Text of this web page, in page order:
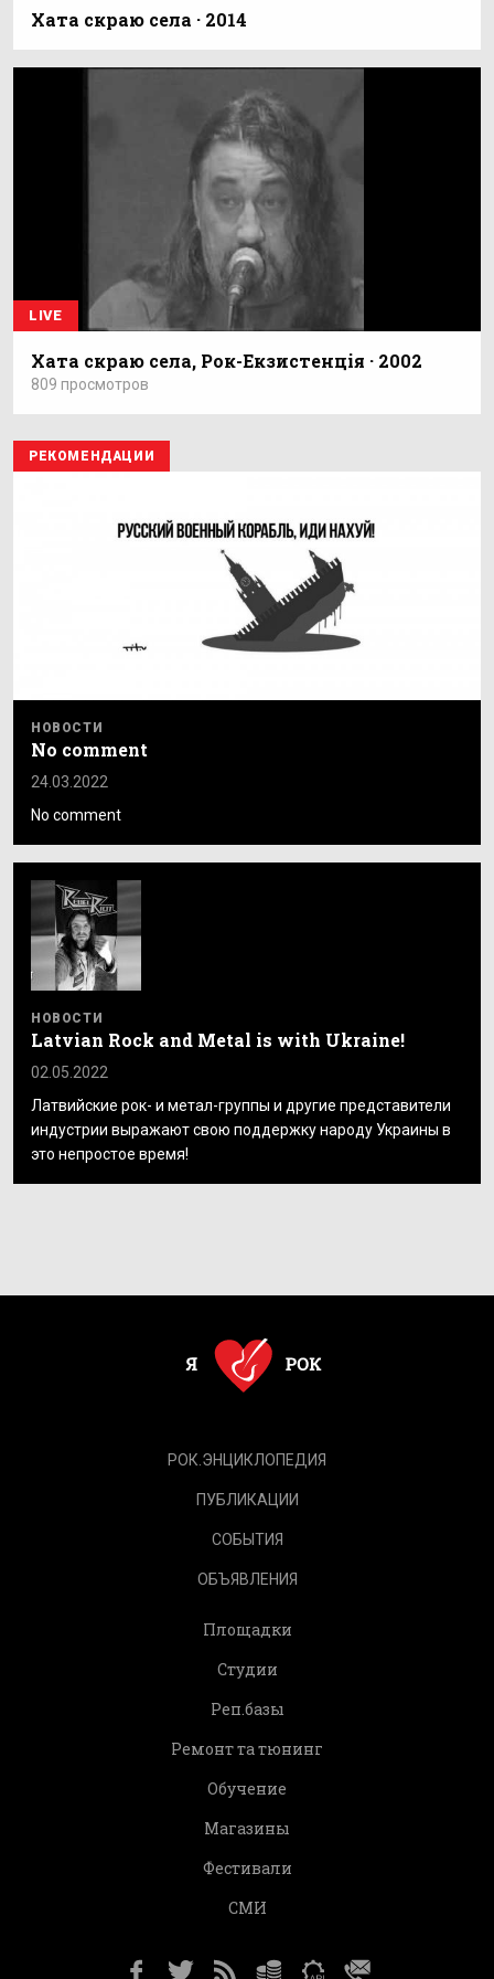
Хата скраю села · 2014
LIVE
Хата скраю села, Рок-Екзистенція · 2002
809 просмотров
РЕКОМЕНДАЦИИ
НОВОСТИ
No comment
24.03.2022
No comment
НОВОСТИ
Latvian Rock and Metal is with Ukraine!
02.05.2022
Латвийские рок- и метал-группы и другие представители
индустрии выражают свою поддержку народу Украины в
это непростое время!
РОК.ЭНЦИКЛОПЕДИЯ
ПУБЛИКАЦИИ
СОБЫТИЯ
ОБЪЯВЛЕНИЯ
Площадки
Студии
Реп.базы
Ремонт та тюнинг
Обучение
Магазины
Фестивали
СМИ